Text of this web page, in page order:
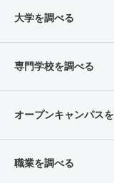
大学を調べる
専門学校を調べる
オープンキャンパス
職業を調べる